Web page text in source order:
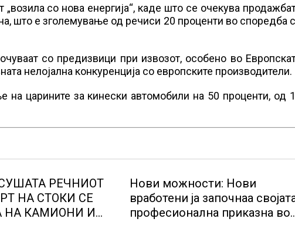
со нова енергија“, каде што се очекува
што е зголемување од речиси 20 проценти во споредба
со предизвици при извозот, особено во
нелојална конкуренција со европските производители.
на царините за кинески автомобили на 50 проценти, од
РЕЧНИОТ
НА СТОКИ СЕ
НА КАМИОНИ И
Нови можности: Нови
вработени ја започнаа
професионална приказна во